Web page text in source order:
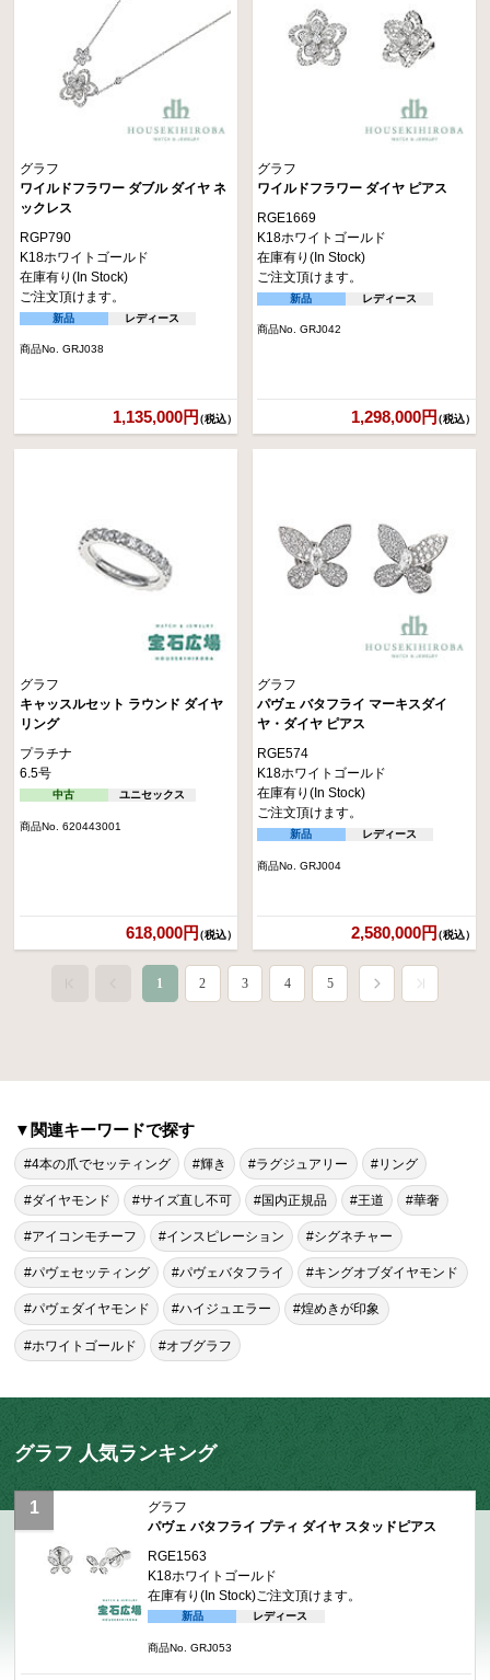
グラフ
ワイルドフラワー ダブル ダイヤ ネ
ックレス
RGP790
K18ホワイトゴールド
在庫有り(In Stock)
ご注文頂けます。
新品 レディース
商品No. GRJ038
1,135,000円（税込）
グラフ
ワイルドフラワー ダイヤ ピアス
RGE1669
K18ホワイトゴールド
在庫有り(In Stock)
ご注文頂けます。
新品 レディース
商品No. GRJ042
1,298,000円（税込）
グラフ
キャッスルセット ラウンド ダイヤ
リング
プラチナ
6.5号
中古 ユニセックス
商品No. 620443001
618,000円（税込）
グラフ
パヴェ バタフライ マーキスダイ
ヤ・ダイヤ ピアス
RGE574
K18ホワイトゴールド
在庫有り(In Stock)
ご注文頂けます。
新品 レディース
商品No. GRJ004
2,580,000円（税込）
1 2 3 4 5
▼関連キーワードで探す
#4本の爪でセッティング #輝き #ラグジュアリー #リング
#ダイヤモンド #サイズ直し不可 #国内正規品 #王道 #華奢
#アイコンモチーフ #インスピレーション #シグネチャー
#パヴェセッティング #パヴェバタフライ #キングオブダイヤモンド
#パヴェダイヤモンド #ハイジュエラー #煌めきが印象
#ホワイトゴールド #オブグラフ
グラフ 人気ランキング
グラフ
パヴェ バタフライ プティ ダイヤ スタッドピアス
RGE1563
K18ホワイトゴールド
在庫有り(In Stock)ご注文頂けます。
新品 レディース
商品No. GRJ053